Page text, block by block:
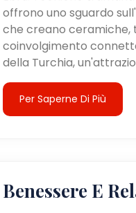
offrono uno sguardo
che creano ceramiche,
coinvolgimento
della Turchia,
Per Saperne Di Più
Benessere E